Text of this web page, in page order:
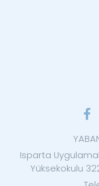
Isparta
Yüksekokulu